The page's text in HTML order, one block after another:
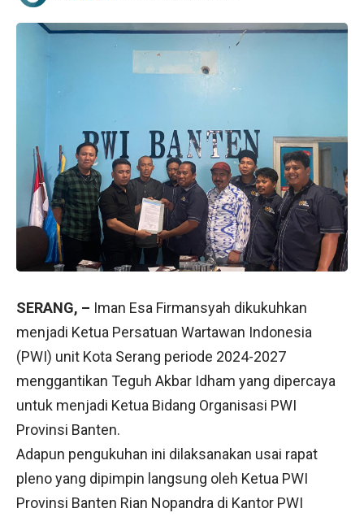
SERANG, – Iman Esa Firmansyah dikukuhkan
menjadi Ketua Persatuan Wartawan Indonesia
(PWI) unit Kota Serang periode 2024-2027
menggantikan Teguh Akbar Idham yang dipercaya
untuk menjadi Ketua Bidang Organisasi PWI
Provinsi Banten.
Adapun pengukuhan ini dilaksanakan usai rapat
pleno yang dipimpin langsung oleh Ketua PWI
Provinsi Banten Rian Nopandra di Kantor PWI